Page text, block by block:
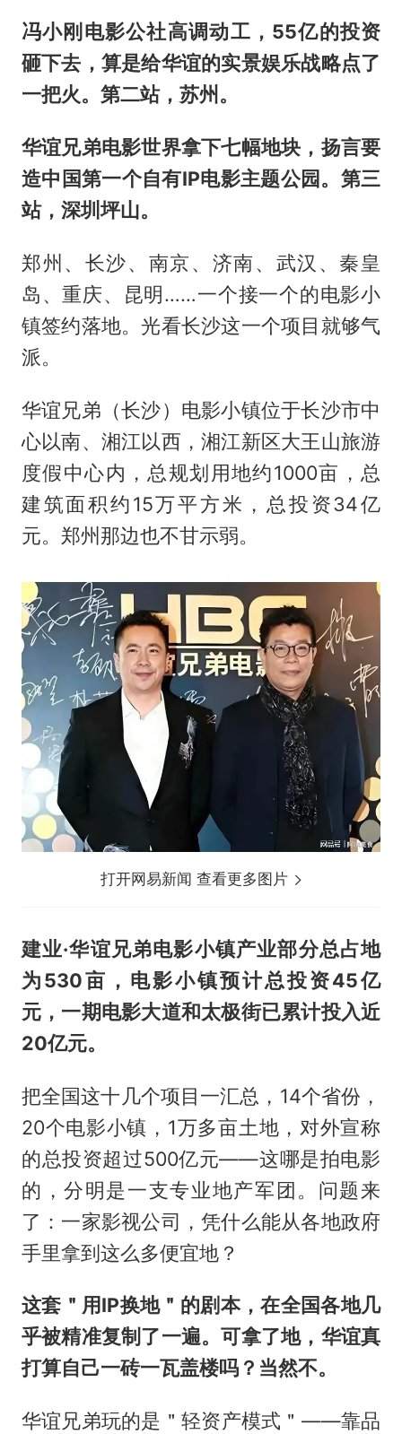
冯小刚电影公社高调动工，55亿的投资
砸下去，算是给华谊的实景娱乐战略点了
一把火。第二站，苏州。
华谊兄弟电影世界拿下七幅地块，扬言要
造中国第一个自有IP电影主题公园。第三
站，深圳坪山。
郑州、长沙、南京、济南、武汉、秦皇
岛、重庆、昆明……一个接一个的电影小
镇签约落地。光看长沙这一个项目就够气
派。
华谊兄弟（长沙）电影小镇位于长沙市中
心以南、湘江以西，湘江新区大王山旅游
度假中心内，总规划用地约1000亩，总
建筑面积约15万平方米，总投资34亿
元。郑州那边也不甘示弱。
打开网易新闻 查看更多图片
建业·华谊兄弟电影小镇产业部分总占地
为530亩，电影小镇预计总投资45亿
元，一期电影大道和太极街已累计投入近
20亿元。
把全国这十几个项目一汇总，14个省份，
20个电影小镇，1万多亩土地，对外宣称
的总投资超过500亿元——这哪是拍电影
的，分明是一支专业地产军团。问题来
了：一家影视公司，凭什么能从各地政府
手里拿到这么多便宜地？
这套＂用IP换地＂的剧本，在全国各地几
乎被精准复制了一遍。可拿了地，华谊真
打算自己一砖一瓦盖楼吗？当然不。
华谊兄弟玩的是＂轻资产模式＂——靠品